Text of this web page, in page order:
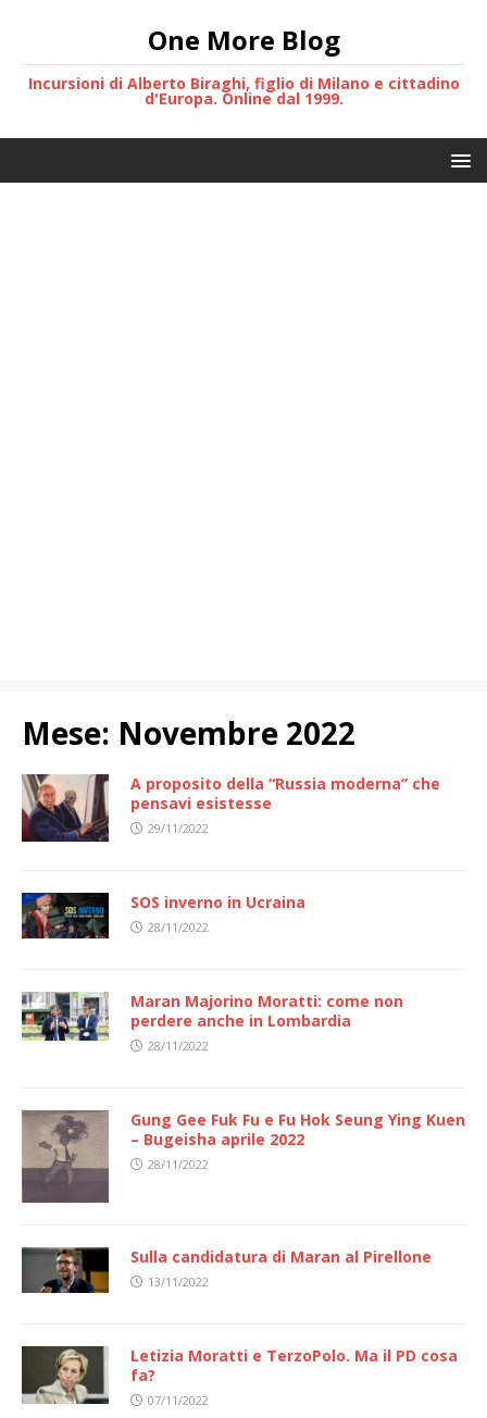
One More Blog
Incursioni di Alberto Biraghi, figlio di Milano e cittadino
d'Europa. Online dal 1999.
Mese: Novembre 2022
A proposito della “Russia moderna” che
pensavi esistesse
29/11/2022
SOS inverno in Ucraina
28/11/2022
Maran Majorino Moratti: come non
perdere anche in Lombardia
28/11/2022
Gung Gee Fuk Fu e Fu Hok Seung Ying Kuen
– Bugeisha aprile 2022
28/11/2022
Sulla candidatura di Maran al Pirellone
13/11/2022
Letizia Moratti e TerzoPolo. Ma il PD cosa
fa?
07/11/2022